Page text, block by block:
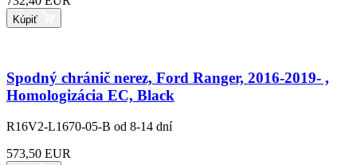
Kúpiť
Spodný chránič nerez, Ford Ranger, 2016-2019- ,
Homologizácia EC, Black
R16V2-L1670-05-B od 8-14 dní
573,50 EUR